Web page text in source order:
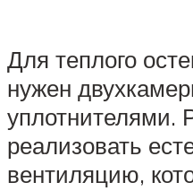
Для теплого
нужен
уплотнителями.
реализовать
вентиляцию,